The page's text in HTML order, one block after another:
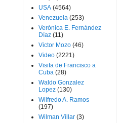
USA (4564)
Venezuela (253)
Verónica E. Fernández
Díaz (11)
Victor Mozo (46)
Video (2221)
Visita de Francisco a
Cuba (28)
Waldo Gonzalez
Lopez (130)
Wilfredo A. Ramos
(197)
Wilman Villar (3)